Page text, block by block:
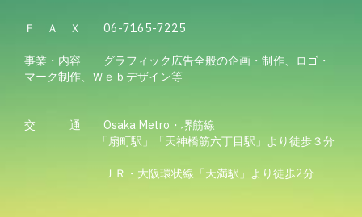
Ｆ　Ａ　Ｘ　　06-7165-7225
事業・内容　　グラフィック広告全般の企画・制作、ロゴ・
マーク制作、Ｗｅｂデザイン等
交　　　通　　Osaka Metro・堺筋線
「扇町駅」「天神橋筋六丁目駅」より徒歩３分
ＪＲ・大阪環状線「天満駅」より徒歩2分